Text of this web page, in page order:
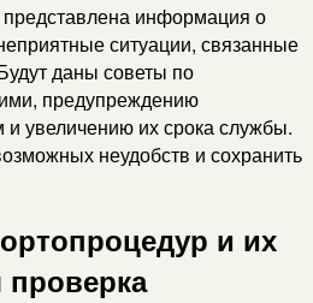
информация о
ситуации, связанные
даны советы по
предупреждению
увеличению их срока службы.
неудобств и сохранить
и их
проверка